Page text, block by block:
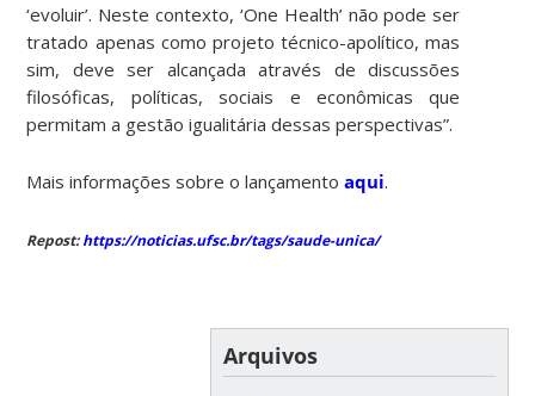
‘evoluir’. Neste contexto, ‘One Health’ não pode ser
tratado apenas como projeto técnico-apolítico, mas
sim, deve ser alcançada através de discussões
filosóficas, políticas, sociais e econômicas que
permitam a gestão igualitária dessas perspectivas”.
Mais informações sobre o lançamentoaqui.
Repost:https://noticias.ufsc.br/tags/saude-unica/
Arquivos